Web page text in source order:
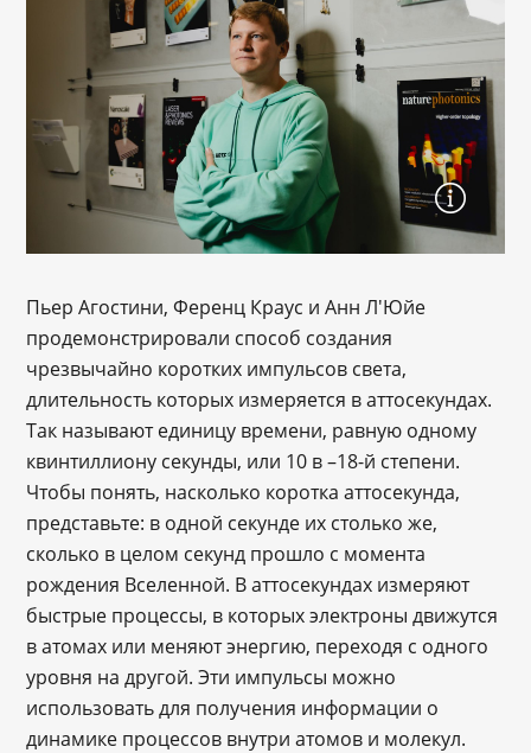
Пьер Агостини, Ференц Краус и Анн Л'Юйе
продемонстрировали способ создания
чрезвычайно коротких импульсов света,
длительность которых измеряется в аттосекундах.
Так называют единицу времени, равную одному
квинтиллиону секунды, или 10 в –18-й степени.
Чтобы понять, насколько коротка аттосекунда,
представьте: в одной секунде их столько же,
сколько в целом секунд прошло с момента
рождения Вселенной. В аттосекундах измеряют
быстрые процессы, в которых электроны движутся
в атомах или меняют энергию, переходя с одного
уровня на другой. Эти импульсы можно
использовать для получения информации о
динамике процессов внутри атомов и молекул.